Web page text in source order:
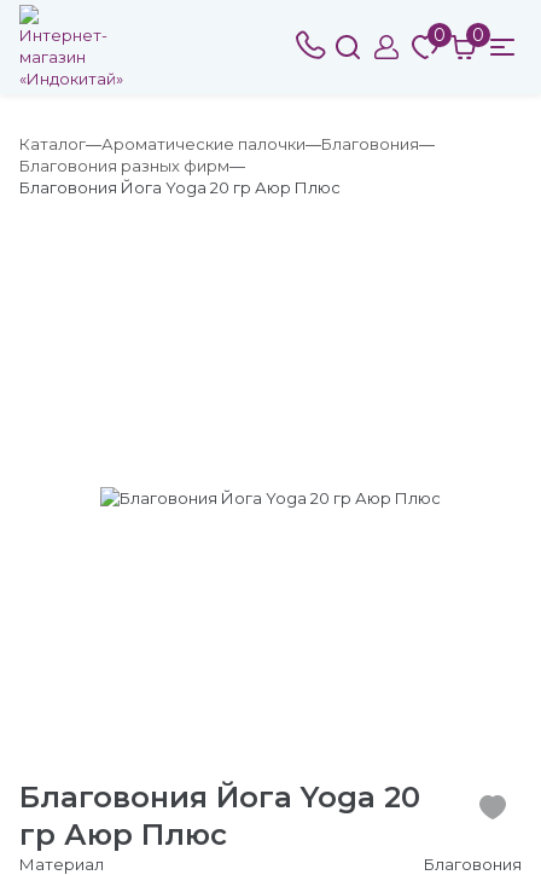
0 0
Каталог Ароматические палочки
Благовония
Благовония разных фирм
Благовония Йога Yoga 20 гр Аюр Плюс
Благовония Йога Yoga 20
гр Аюр Плюс
Материал
Благовония